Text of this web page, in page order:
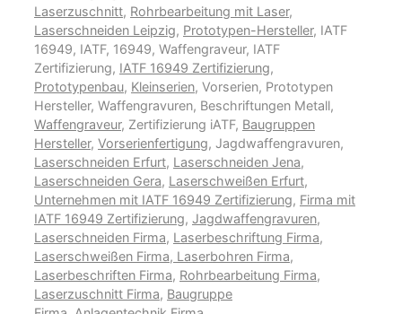
Laserzuschnitt, Rohrbearbeitung mit Laser,
Laserschneiden Leipzig, Prototypen-Hersteller, IATF
16949, IATF, 16949, Waffengraveur, IATF
Zertifizierung, IATF 16949 Zertifizierung,
Prototypenbau, Kleinserien, Vorserien, Prototypen
Hersteller, Waffengravuren, Beschriftungen Metall,
Waffengraveur, Zertifizierung iATF, Baugruppen
Hersteller, Vorserienfertigung, Jagdwaffengravuren,
Laserschneiden Erfurt, Laserschneiden Jena,
Laserschneiden Gera, Laserschweißen Erfurt,
Unternehmen mit IATF 16949 Zertifizierung, Firma mit
IATF 16949 Zertifizierung, Jagdwaffengravuren,
Laserschneiden Firma, Laserbeschriftung Firma,
Laserschweißen Firma, Laserbohren Firma,
Laserbeschriften Firma, Rohrbearbeitung Firma,
Laserzuschnitt Firma, Baugruppe